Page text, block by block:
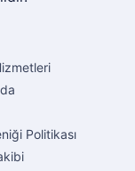
Politikası